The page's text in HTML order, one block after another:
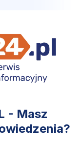
- Masz